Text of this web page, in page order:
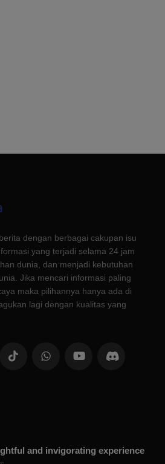
dengan berbagai cakupan isu
yang terjadi selama 24 jam
dunia, dan menjadi kebutuhan
Jika mencari informasi paling
maka pilihannya hanya ada di
lagi dengan kualitas yang
and invigorating experience